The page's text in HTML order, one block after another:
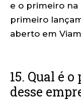
e o primeiro na
primeiro
aberto em
15. Qual é
desse